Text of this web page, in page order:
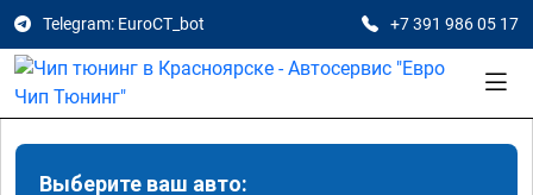
Telegram: EuroCT_bot +7 391 986 05 17
Выберите ваш авто: